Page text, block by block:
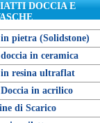
DOCCIA E
pietra (Solidstone)
in ceramica
resina ultraflat
in acrilico
di Scarico